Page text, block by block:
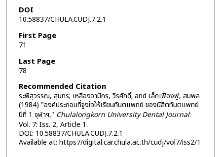
DOI
10.58837/CHULA.CUDJ.7.2.1
First Page
71
Last Page
78
Recommended Citation
ระพิสุวรรณ, สุนทร; เหลืองจามีกร, วีรศักดิ์; and เล็กเฟื่องฟู, สมพล
(1984) "องค์ประกอบที่จูงใจให้เรียนทันตแพทย์ ของนิสิตทันตแพทย์
ปีที่ 1 จุฬาฯ," Chulalongkorn University Dental Journal:
Vol. 7: Iss. 2, Article 1.
DOI: 10.58837/CHULA.CUDJ.7.2.1
Available at: https://digital.car.chula.ac.th/cudj/vol7/iss2/1